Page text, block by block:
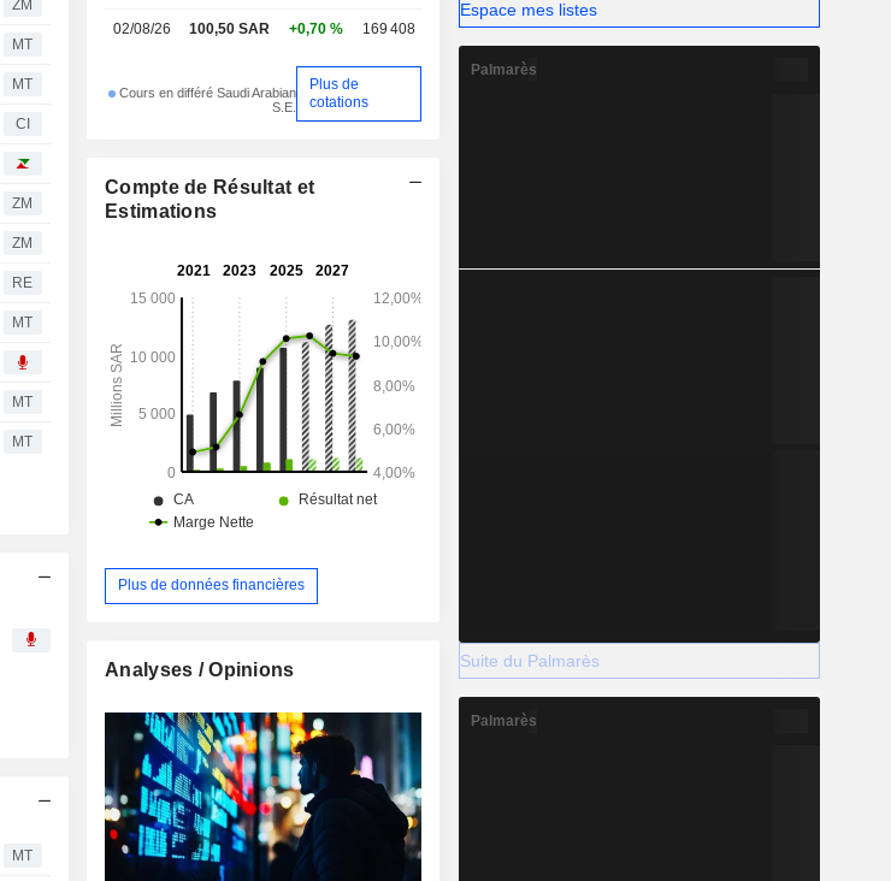
ZM
MT
MT
CI
ZM
ZM
RE
MT
MT
MT
MT
02/08/26 100,50 SAR +0,70 % 169 408
Cours en différé Saudi Arabian
S.E.
Plus de
cotations
Compte de Résultat et
Estimations
Plus de données financières
Analyses / Opinions
Espace mes listes
Palmarès
Suite du Palmarès
Palmarès